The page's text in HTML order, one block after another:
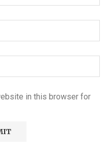
in this browser for